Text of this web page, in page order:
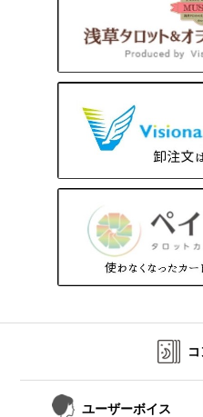
ユーザーボイス